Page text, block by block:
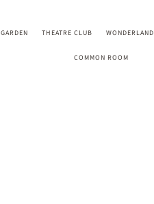
THEATRE CLUB WONDERLAND
COMMON ROOM